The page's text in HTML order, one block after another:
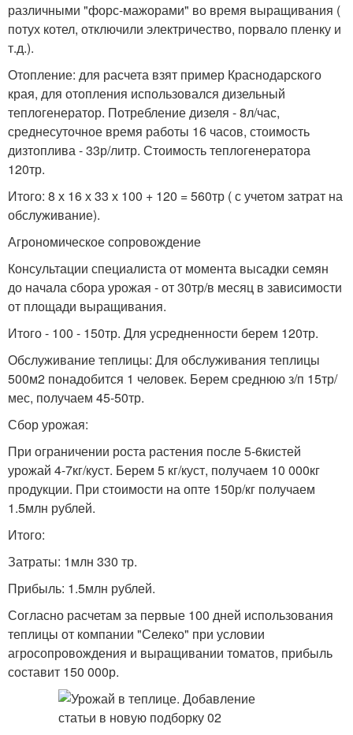
различными "форс-мажорами" во время выращивания (
потух котел, отключили электричество, порвало пленку и
т.д.).
Отопление: для расчета взят пример Краснодарского
края, для отопления использовался дизельный
теплогенератор. Потребление дизеля - 8л/час,
среднесуточное время работы 16 часов, стоимость
дизтоплива - 33р/литр. Стоимость теплогенератора
120тр.
Итого: 8 х 16 х 33 х 100 + 120 = 560тр ( с учетом затрат на
обслуживание).
Агрономическое сопровождение
Консультации специалиста от момента высадки семян
до начала сбора урожая - от 30тр/в месяц в зависимости
от площади выращивания.
Итого - 100 - 150тр. Для усредненности берем 120тр.
Обслуживание теплицы: Для обслуживания теплицы
500м2 понадобится 1 человек. Берем среднюю з/п 15тр/
мес, получаем 45-50тр.
Сбор урожая:
При ограничении роста растения после 5-6кистей
урожай 4-7кг/куст. Берем 5 кг/куст, получаем 10 000кг
продукции. При стоимости на опте 150р/кг получаем
1.5млн рублей.
Итого:
Затраты: 1млн 330 тр.
Прибыль: 1.5млн рублей.
Согласно расчетам за первые 100 дней использования
теплицы от компании "Селеко" при условии
агросопровождения и выращивании томатов, прибыль
составит 150 000р.